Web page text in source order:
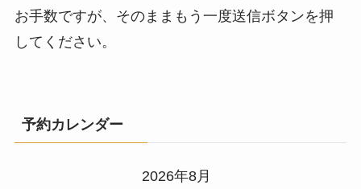
お手数ですが、そのままもう一度送信ボタンを押
してください。
予約カレンダー
2026年8月